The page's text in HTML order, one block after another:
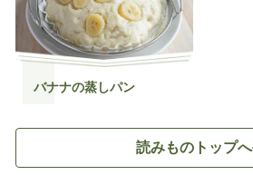
バナナの蒸しパン
読みものトップへ